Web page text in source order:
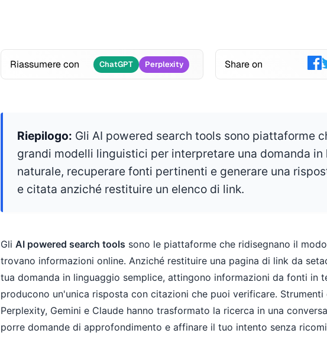
Riassumere con ChatGPT Perplexity Share on
Riepilogo: Gli AI powered search tools sono piattaforme
grandi modelli linguistici per interpretare una domanda in
naturale, recuperare fonti pertinenti e generare una
e citata anziché restituire un elenco di link.
GliAI powered search tools sono le piattaforme che ridisegnano il
trovano informazioni online. Anziché restituire una pagina di link da
tua domanda in linguaggio semplice, attingono informazioni da fonti in
producono un'unica risposta con citazioni che puoi verificare. Strumenti
Perplexity, Gemini e Claude hanno trasformato la ricerca in una
porre domande di approfondimento e affinare il tuo intento senza